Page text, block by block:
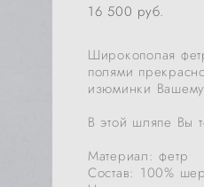
16 500 pуб.
Широкополая
полями
изюминки
В этой шляпе Вы
Материал: фетр
Состав: 100%